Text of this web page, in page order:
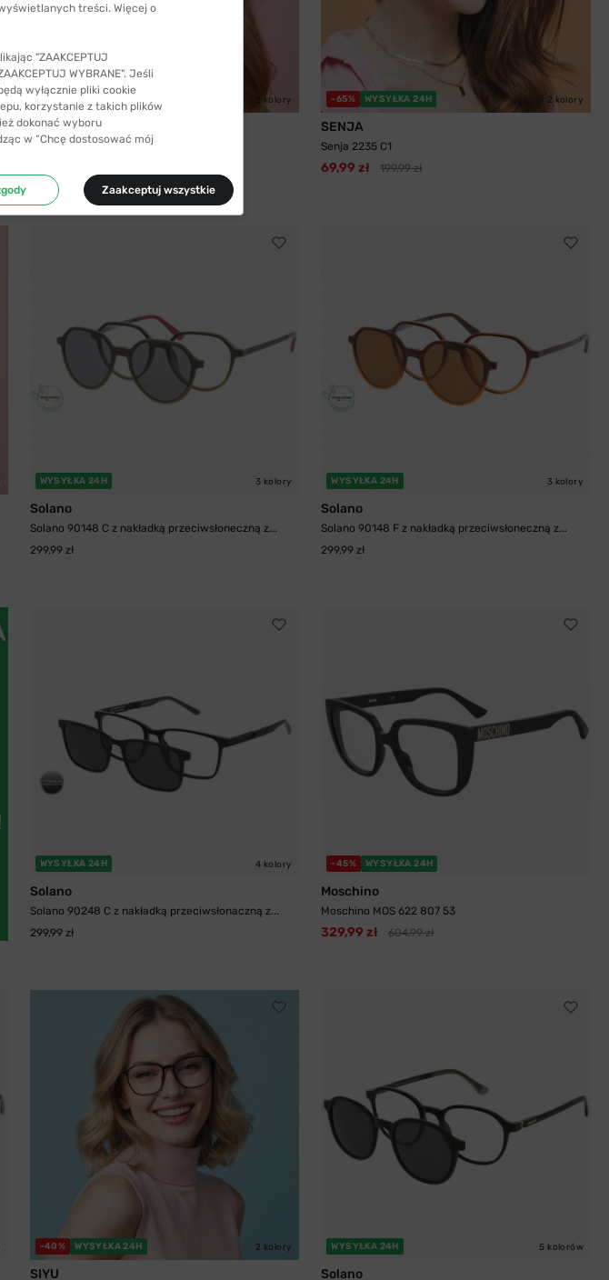
-40% WYSYŁKA 24H 2 kolory
SIYU
SIYU 207 C1
-65% WYSYŁKA 24H 2 kolory
SENJA
Senja 2235 C1
69,99 zł 199,99 zł
WYSYŁKA 24H 3 kolory
Solano
Solano 90148 C z nakładką przeciwsłoneczną z...
299,99 zł
WYSYŁKA 24H 3 kolory
Solano
Solano 90148 F z nakładką przeciwsłoneczną z...
299,99 zł
WYSYŁKA 24H 4 kolory
Solano
Solano 90248 C z nakładką przeciwsłonaczną z...
299,99 zł
-45% WYSYŁKA 24H
Moschino
Moschino MOS 622 807 53
329,99 zł 604,99 zł
-40% WYSYŁKA 24H 2 kolory
SIYU
WYSYŁKA 24H 5 kolorów
Solano
treści. Więcej o
"ZAAKCEPTUJ
WYBRANE". Jeśli
wyłącznie pliki cookie
korzystanie z takich plików
dokonać wyboru
w “Chcę dostosować mój
Zaakceptuj wszystkie